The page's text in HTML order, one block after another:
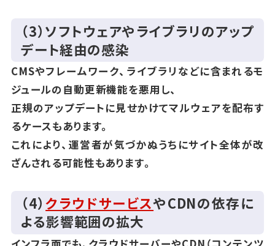
（3）ソフトウェアやライブラリのアップ
デート経由の感染
CMSやフレームワーク、ライブラリなどに含まれるモ
ジュールの自動更新機能を悪用し、
正規のアップデートに見せかけてマルウェアを配布す
るケースもあります。
これにより、運営者が気づかぬうちにサイト全体が改
ざんされる可能性もあります。
（4）クラウドサービスやCDNの依存に
よる影響範囲の拡大